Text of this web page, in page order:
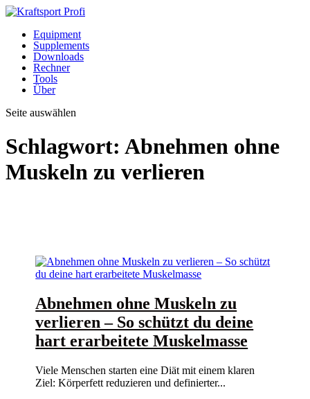
Equipment
Supplements
Downloads
Rechner
Tools
Über
Seite auswählen
Schlagwort: Abnehmen ohne
Muskeln zu verlieren
Abnehmen ohne Muskeln zu
verlieren – So schützt du deine
hart erarbeitete Muskelmasse
Viele Menschen starten eine Diät mit einem klaren
Ziel: Körperfett reduzieren und definierter...